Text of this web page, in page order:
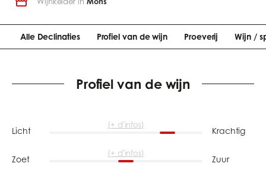
Alle Declinaties Profiel van de wijn Proeverij Wijn /
Profiel van de wijn
Licht
(+ d'infos)
Krachtig
Zoet
(+ d'infos)
Zuur